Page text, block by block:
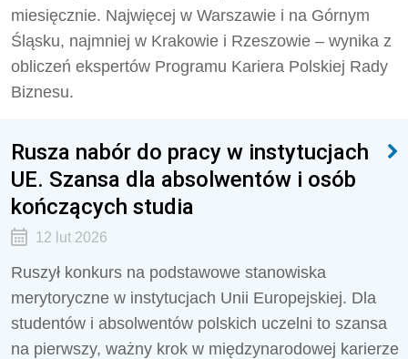
miesięcznie. Najwięcej w Warszawie i na Górnym
Śląsku, najmniej w Krakowie i Rzeszowie – wynika z
obliczeń ekspertów Programu Kariera Polskiej Rady
Biznesu.
Rusza nabór do pracy w instytucjach
UE. Szansa dla absolwentów i osób
kończących studia
12 lut 2026
Ruszył konkurs na podstawowe stanowiska
merytoryczne w instytucjach Unii Europejskiej. Dla
studentów i absolwentów polskich uczelni to szansa
na pierwszy, ważny krok w międzynarodowej karierze